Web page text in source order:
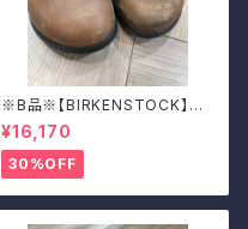
※B品※【BIRKENSTOCK】Mo
ntana/CUOIO 39
¥16,170
30%OFF